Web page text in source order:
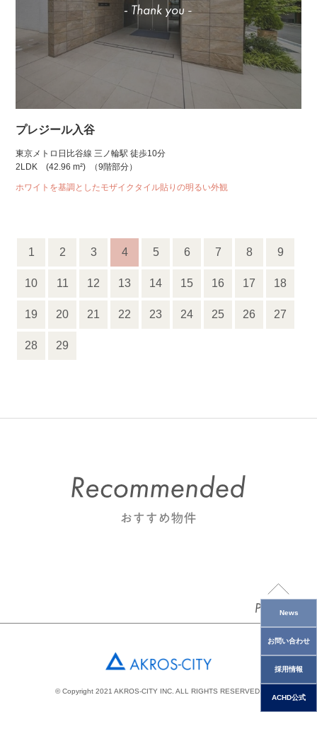
News
お問い合わせ
採用情報
ACHD公式
プレジール入谷
東京メトロ日比谷線 三ノ輪駅 徒歩10分
2LDK
(42.96 m²) （9階部分）
ホワイトを基調としたモザイクタイル貼りの明るい外観
1 2 3 4 5 6 7 8 9
10 11 12 13 14 15 16 17 18
19 20 21 22 23 24 25 26 27
28 29
© Copyright 2021 AKROS-CITY INC. ALL RIGHTS RESERVED.